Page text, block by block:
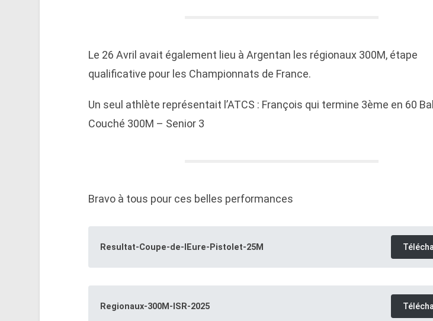
Le 26 Avril avait également lieu à Argentan les régionaux 300M, étape
qualificative pour les Championnats de France.
Un seul athlète représentait l’ATCS : François qui termine 3ème en 60
Couché 300M – Senior 3
Bravo à tous pour ces belles performances
Resultat-Coupe-de-lEure-Pistolet-25M
Regionaux-300M-ISR-2025